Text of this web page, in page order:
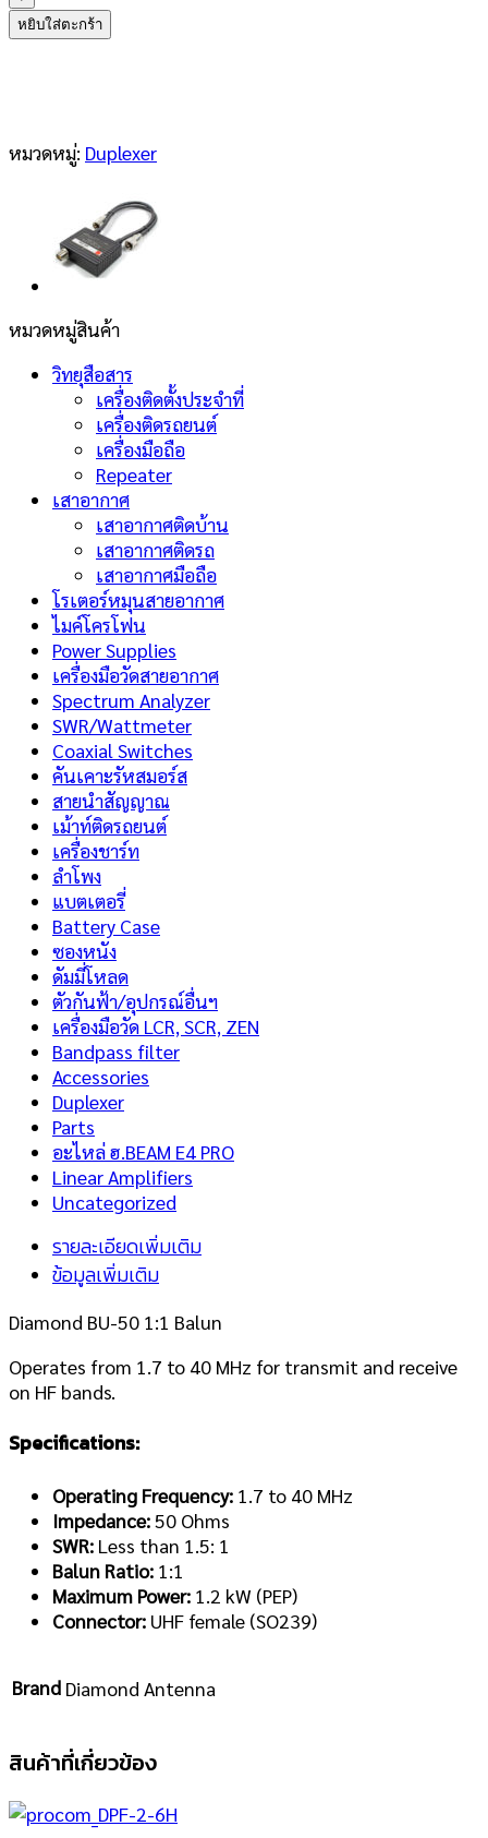
หยิบใส่ตะกร้า
หมวดหมู่: Duplexer
หมวดหมู่สินค้า
วิทยุสือสาร
เครื่องติดตั้งประจำที่
เครื่องติดรถยนต์
เครื่องมือถือ
Repeater
เสาอากาศ
เสาอากาศติดบ้าน
เสาอากาศติดรถ
เสาอากาศมือถือ
โรเตอร์หมุนสายอากาศ
ไมค์โครโฟน
Power Supplies
เครื่องมือวัดสายอากาศ
Spectrum Analyzer
SWR/Wattmeter
Coaxial Switches
คันเคาะรัหสมอร์ส
สายนำสัญญาณ
เม้าท์ติดรถยนต์
เครื่องชาร์ท
ลำโพง
แบตเตอรี่
Battery Case
ซองหนัง
ดัมมี่โหลด
ตัวกันฟ้า/อุปกรณ์อื่นฯ
เครื่องมือวัด LCR, SCR, ZEN
Bandpass filter
Accessories
Duplexer
Parts
อะไหล่ ฮ.BEAM E4 PRO
Linear Amplifiers
Uncategorized
รายละเอียดเพิ่มเติม
ข้อมูลเพิ่มเติม
Diamond BU-50 1:1 Balun
Operates from 1.7 to 40 MHz for transmit and receive
on HF bands.
Specifications:
Operating Frequency: 1.7 to 40 MHz
Impedance:50 Ohms
SWR: Less than 1.5: 1
Balun Ratio: 1:1
Maximum Power: 1.2 kW (PEP)
Connector: UHF female (SO239)
Brand Diamond Antenna
สินค้าที่เกี่ยวข้อง